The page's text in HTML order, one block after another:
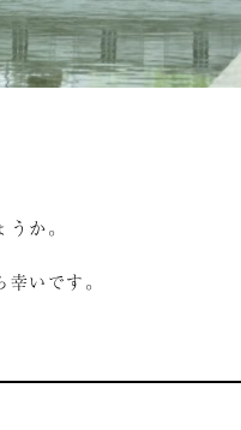
か。
いです。